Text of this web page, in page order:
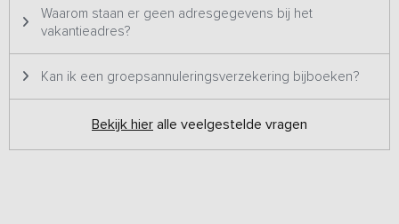
Waarom staan er geen adresgegevens bij het
vakantieadres?
Kan ik een groepsannuleringsverzekering bijboeken?
Bekijk hier alle veelgestelde vragen